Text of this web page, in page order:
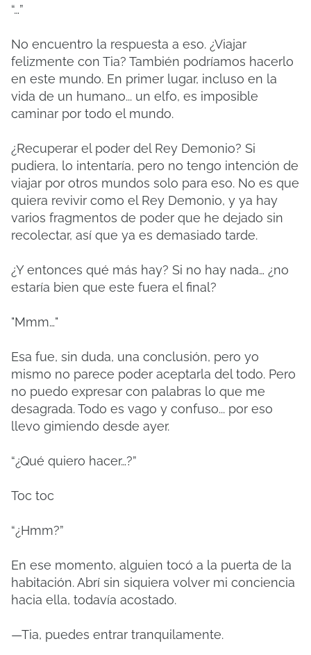
“…”
No encuentro la respuesta a eso. ¿Viajar
felizmente con Tia? También podríamos hacerlo
en este mundo. En primer lugar, incluso en la
vida de un humano... un elfo, es imposible
caminar por todo el mundo.
¿Recuperar el poder del Rey Demonio? Si
pudiera, lo intentaría, pero no tengo intención de
viajar por otros mundos solo para eso. No es que
quiera revivir como el Rey Demonio, y ya hay
varios fragmentos de poder que he dejado sin
recolectar, así que ya es demasiado tarde.
¿Y entonces qué más hay? Si no hay nada… ¿no
estaría bien que este fuera el final?
"Mmm…"
Esa fue, sin duda, una conclusión, pero yo
mismo no parece poder aceptarla del todo. Pero
no puedo expresar con palabras lo que me
desagrada. Todo es vago y confuso... por eso
llevo gimiendo desde ayer.
“¿Qué quiero hacer…?”
Toc toc
“¿Hmm?”
En ese momento, alguien tocó a la puerta de la
habitación. Abrí sin siquiera volver mi conciencia
hacia ella, todavía acostado.
—Tia, puedes entrar tranquilamente.